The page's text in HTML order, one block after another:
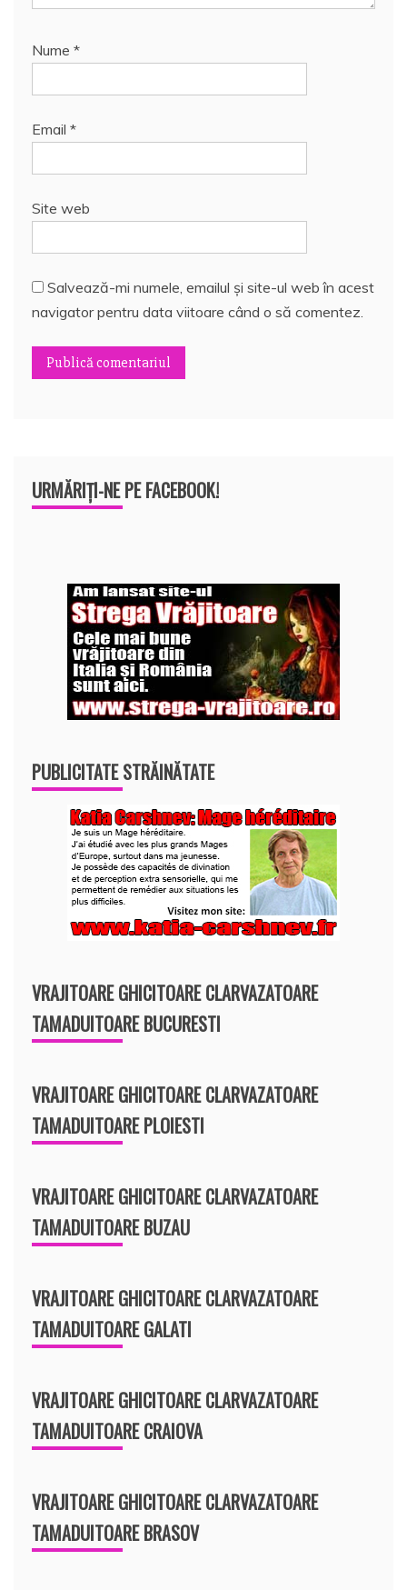
Nume *
Email *
Site web
Salvează-mi numele, emailul și site-ul web în acest
navigator pentru data viitoare când o să comentez.
URMĂRIȚI-NE PE FACEBOOK!
PUBLICITATE STRĂINĂTATE
VRAJITOARE GHICITOARE CLARVAZATOARE
TAMADUITOARE BUCURESTI
VRAJITOARE GHICITOARE CLARVAZATOARE
TAMADUITOARE PLOIESTI
VRAJITOARE GHICITOARE CLARVAZATOARE
TAMADUITOARE BUZAU
VRAJITOARE GHICITOARE CLARVAZATOARE
TAMADUITOARE GALATI
VRAJITOARE GHICITOARE CLARVAZATOARE
TAMADUITOARE CRAIOVA
VRAJITOARE GHICITOARE CLARVAZATOARE
TAMADUITOARE BRASOV